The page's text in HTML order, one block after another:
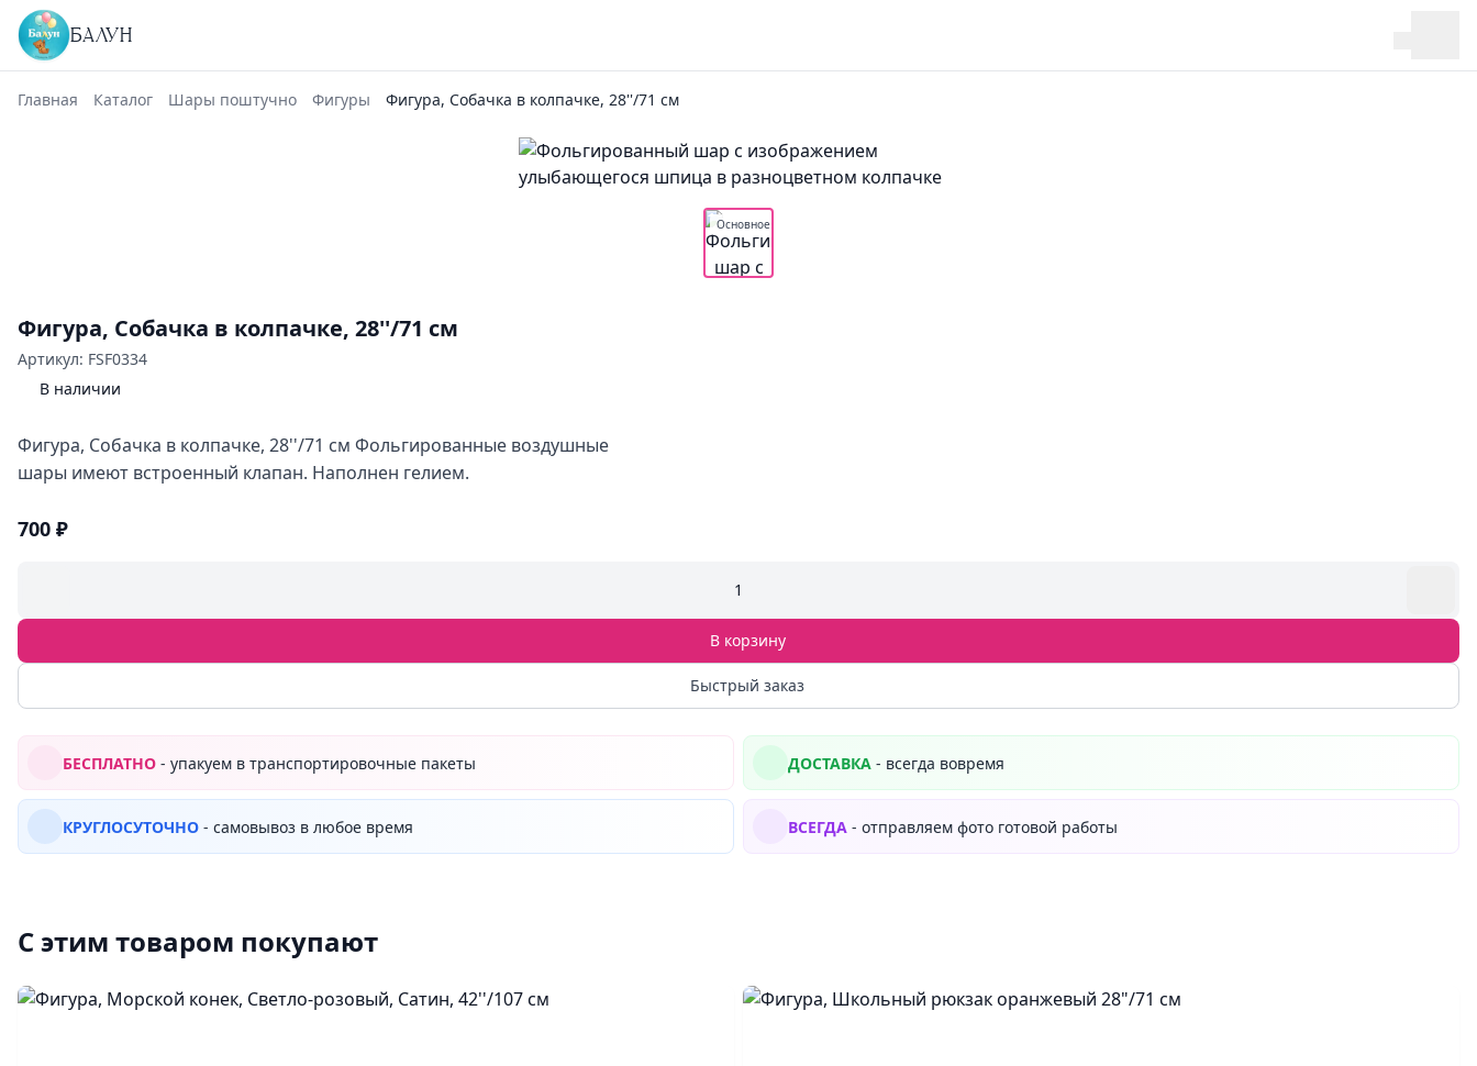
БАЛУН
Главная Каталог Шары поштучно Фигуры Фигура, Собачка в колпачке, 28''/71 см
Основное
Фигура, Собачка в колпачке, 28''/71 см
Артикул: FSF0334
В наличии
Фигура, Собачка в колпачке, 28''/71 см Фольгированные воздушные
шары имеют встроенный клапан. Наполнен гелием.
700 ₽
1
В корзину
Быстрый заказ
БЕСПЛАТНО - упакуем в транспортировочные пакеты ДОСТАВКА - всегда вовремя
КРУГЛОСУТОЧНО - самовывоз в любое время ВСЕГДА - отправляем фото готовой работы
С этим товаром покупают